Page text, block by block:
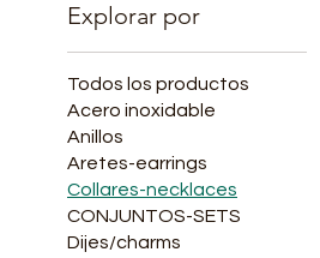
Explorar por
Todos los productos
Acero inoxidable
Anillos
Aretes-earrings
Collares-necklaces
CONJUNTOS-SETS
Dijes/charms